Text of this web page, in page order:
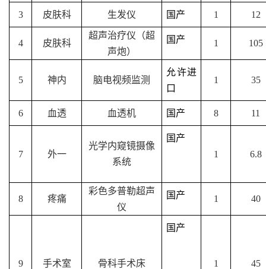
3 皮肤科 生发仪 国产 1 12
4 皮肤科
超声治疗仪（超
声炮）
国产 1 105
5 神内 脑电视频监测
允许进
口
1 35
6 血透 血透机 国产 8 11
7 外一
光学内窥镜摄像
系统
国产
1
6.8
8 疼痛
彩色多普勒超声
仪
国产 1 40
9 手术室 骨科手术床
国产
1 45